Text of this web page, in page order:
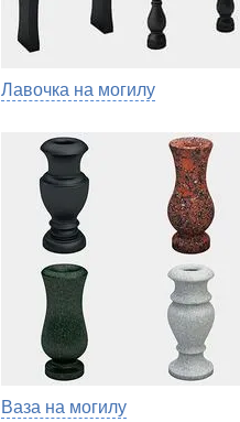
Лавочка на могилу
Ваза на могилу